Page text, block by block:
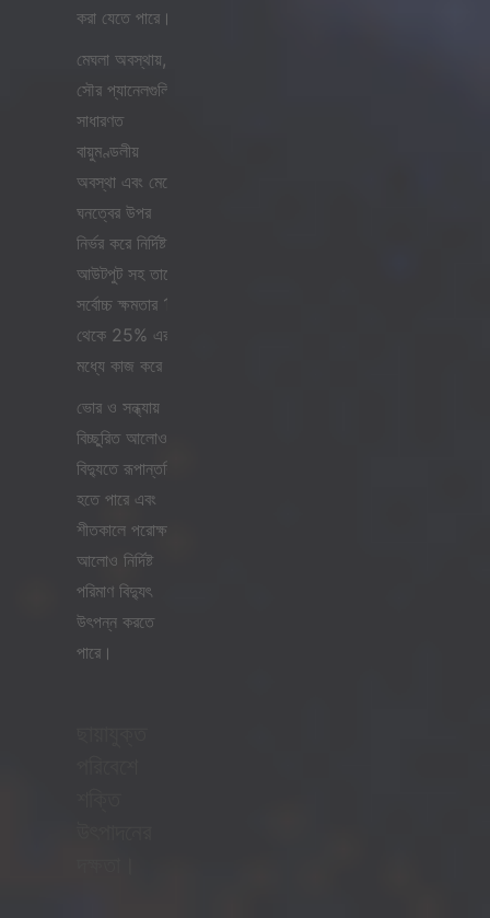
করা যেতে পারে।
মেঘলা অবস্থায়,
সৌর প্যানেলগুলি
সাধারণত
বায়ুমণ্ডলীয়
অবস্থা এবং মেঘের
ঘনত্বের উপর
নির্ভর করে নির্দিষ্ট
আউটপুট সহ তাদের
সর্বোচ্চ ক্ষমতার 10
থেকে 25% এর
মধ্যে কাজ করে।
ভোর ও সন্ধ্যায়
বিচ্ছুরিত আলোও
বিদ্যুতে রূপান্তরিত
হতে পারে এবং
শীতকালে পরোক্ষ
আলোও নির্দিষ্ট
পরিমাণ বিদ্যুৎ
উৎপন্ন করতে
পারে।